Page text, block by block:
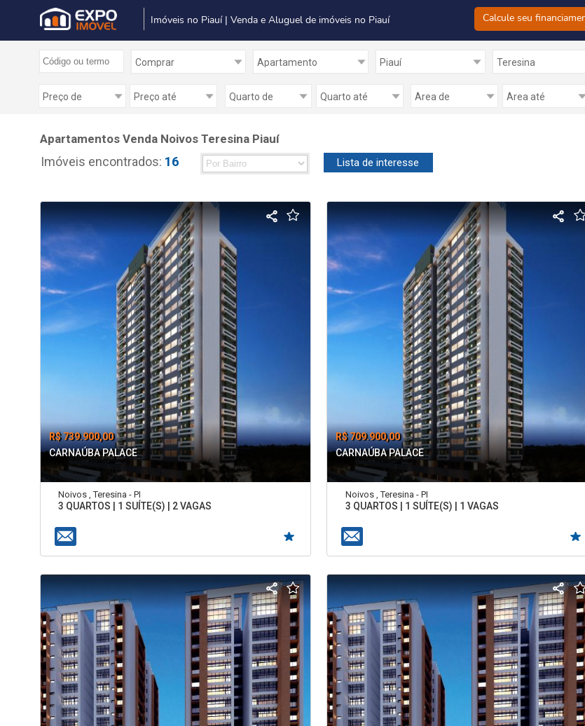
Imóveis no Piauí | Venda e Aluguel de imóveis no Piauí Calcule seu
Apartamentos Venda Noivos Teresina Piauí
Imóveis encontrados: 16 Lista de interesse
R$ 739.900,00
CARNAÚBA PALACE
Noivos , Teresina - PI
3 QUARTOS | 1 SUÍTE(S) | 2 VAGAS
R$ 709.900,00
CARNAÚBA PALACE
Noivos , Teresina - PI
3 QUARTOS | 1 SUÍTE(S) | 1 VAGAS